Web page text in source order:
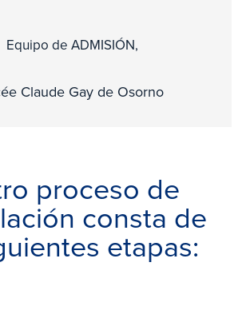
Equipo de ADMISIÓN,
Claude Gay de Osorno
proceso de
consta de
etapas: